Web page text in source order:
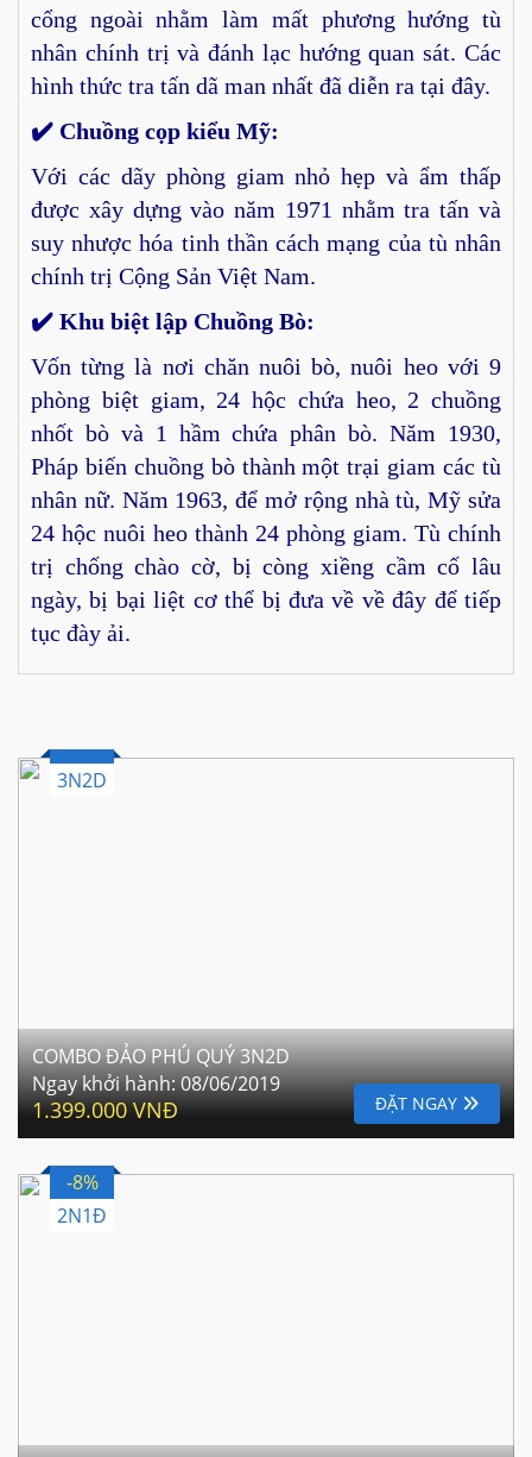
cổng ngoài nhằm làm mất phương hướng tù
nhân chính trị và đánh lạc hướng quan sát. Các
hình thức tra tấn dã man nhất đã diễn ra tại đây.
✔️ Chuồng cọp kiểu Mỹ:
Với các dãy phòng giam nhỏ hẹp và ẩm thấp
được xây dựng vào năm 1971 nhằm tra tấn và
suy nhược hóa tinh thần cách mạng của tù nhân
chính trị Cộng Sản Việt Nam.
✔️ Khu biệt lập Chuồng Bò:
Vốn từng là nơi chăn nuôi bò, nuôi heo với 9
phòng biệt giam, 24 hộc chứa heo, 2 chuồng
nhốt bò và 1 hầm chứa phân bò. Năm 1930,
Pháp biến chuồng bò thành một trại giam các tù
nhân nữ. Năm 1963, để mở rộng nhà tù, Mỹ sửa
24 hộc nuôi heo thành 24 phòng giam. Tù chính
trị chống chào cờ, bị còng xiềng cầm cố lâu
ngày, bị bại liệt cơ thể bị đưa về về đây để tiếp
tục đày ải.
3N2D
COMBO ĐẢO PHÚ QUÝ 3N2D
Ngay khởi hành:08/06/2019
1.399.000 VNĐ ĐẶT NGAY
-8%
2N1Đ